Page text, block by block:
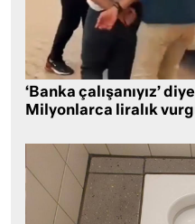
‘Banka çalışanıyız’
Milyonlarca liralık